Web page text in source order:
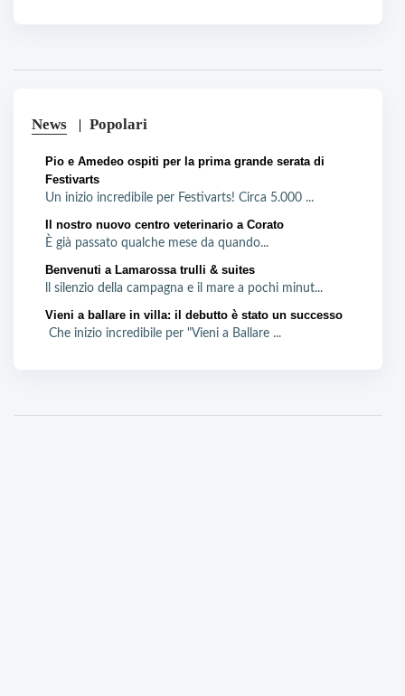
News Popolari
Pio e Amedeo ospiti per la prima grande serata di
Festivarts
Un inizio incredibile per Festivarts! Circa 5.000 ...
Il nostro nuovo centro veterinario a Corato
È già passato qualche mese da quando...
Benvenuti a Lamarossa trulli & suites
ll silenzio della campagna e il mare a pochi minut...
Vieni a ballare in villa: il debutto è stato un successo
Che inizio incredibile per "Vieni a Ballare ...